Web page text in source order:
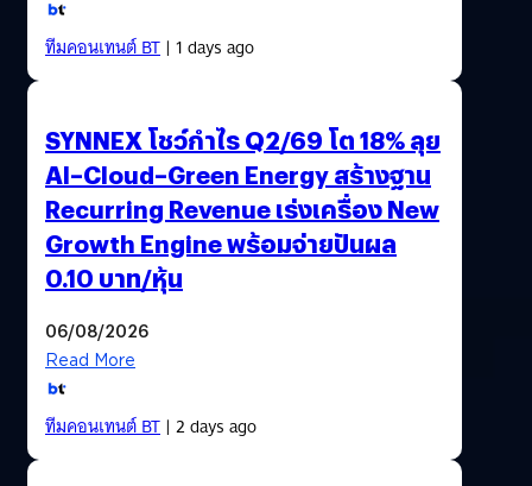
ทีมคอนเทนต์ BT| 1 days ago
SYNNEX โชว์กำไร Q2/69 โต 18% ลุย
AI–Cloud–Green Energy สร้างฐาน
Recurring Revenue เร่งเครื่อง New
Growth Engine พร้อมจ่ายปันผล
0.10 บาท/หุ้น
06/08/2026
Read More
ทีมคอนเทนต์ BT| 2 days ago